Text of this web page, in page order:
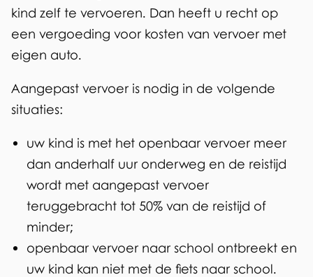
kind zelf te vervoeren. Dan heeft u recht op
een vergoeding voor kosten van vervoer met
eigen auto.
Aangepast vervoer is nodig in de volgende
situaties:
uw kind is met het openbaar vervoer meer
dan anderhalf uur onderweg en de reistijd
wordt met aangepast vervoer
teruggebracht tot 50% van de reistijd of
minder;
openbaar vervoer naar school ontbreekt en
uw kind kan niet met de fiets naar school.